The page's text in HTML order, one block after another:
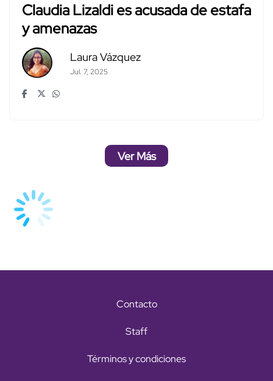
Claudia Lizaldi es acusada de estafa
y amenazas
Laura Vázquez
Jul. 7, 2025
Ver Más
Contacto
Staff
Términos y condiciones